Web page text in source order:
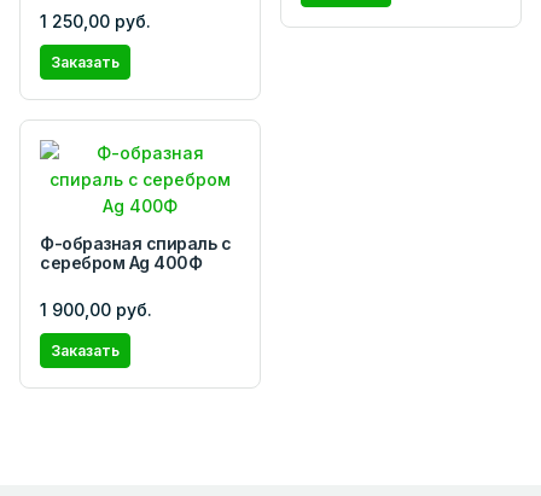
1 250,00 руб.
Заказать
Ф-образная спираль с
серебром Ag 400Ф
1 900,00 руб.
Заказать